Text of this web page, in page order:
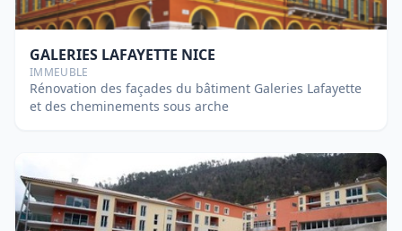
GALERIES LAFAYETTE NICE
IMMEUBLE
Rénovation des façades du bâtiment Galeries Lafayette
et des cheminements sous arche